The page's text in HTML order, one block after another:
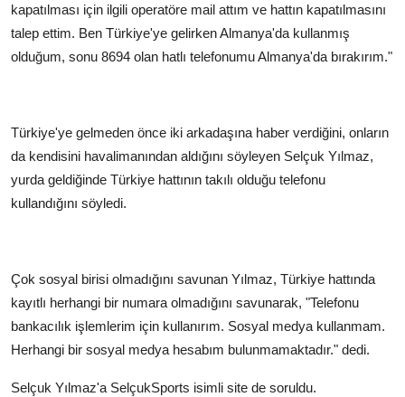
kapatılması için ilgili operatöre mail attım ve hattın kapatılmasını
talep ettim. Ben Türkiye'ye gelirken Almanya'da kullanmış
olduğum, sonu 8694 olan hatlı telefonumu Almanya'da bırakırım."
Türkiye'ye gelmeden önce iki arkadaşına haber verdiğini, onların
da kendisini havalimanından aldığını söyleyen Selçuk Yılmaz,
yurda geldiğinde Türkiye hattının takılı olduğu telefonu
kullandığını söyledi.
Çok sosyal birisi olmadığını savunan Yılmaz, Türkiye hattında
kayıtlı herhangi bir numara olmadığını savunarak, "Telefonu
bankacılık işlemlerim için kullanırım. Sosyal medya kullanmam.
Herhangi bir sosyal medya hesabım bulunmamaktadır." dedi.
Selçuk Yılmaz'a SelçukSports isimli site de soruldu.